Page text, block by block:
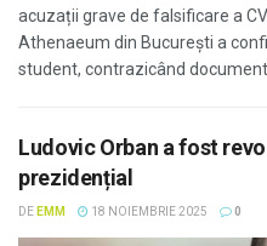
acuzații grave de falsificare a
Athenaeum din București a
student, contrazicând
Ludovic Orban a fost
prezidențial
DE EMM 18 NOIEMBRIE 2025 0